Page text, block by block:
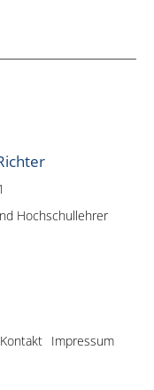
Hochschullehrer
Kontakt Impressum